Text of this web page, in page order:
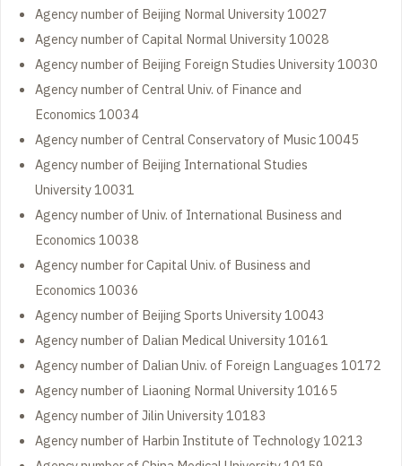
Agency number of Beijing Normal University 10027
Agency number of Capital Normal University 10028
Agency number of Beijing Foreign Studies University 10030
Agency number of Central Univ. of Finance and
Economics 10034
Agency number of Central Conservatory of Music 10045
Agency number of Beijing International Studies
University 10031
Agency number of Univ. of International Business and
Economics 10038
Agency number for Capital Univ. of Business and
Economics 10036
Agency number of Beijing Sports University 10043
Agency number of Dalian Medical University 10161
Agency number of Dalian Univ. of Foreign Languages 10172
Agency number of Liaoning Normal University 10165
Agency number of Jilin University 10183
Agency number of Harbin Institute of Technology 10213